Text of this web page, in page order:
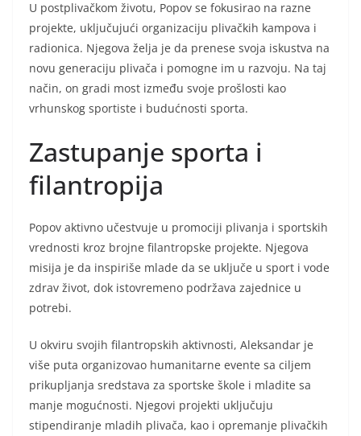
U postplivačkom životu, Popov se fokusirao na razne
projekte, uključujući organizaciju plivačkih kampova i
radionica. Njegova želja je da prenese svoja iskustva na
novu generaciju plivača i pomogne im u razvoju. Na taj
način, on gradi most između svoje prošlosti kao
vrhunskog sportiste i budućnosti sporta.
Zastupanje sporta i
filantropija
Popov aktivno učestvuje u promociji plivanja i sportskih
vrednosti kroz brojne filantropske projekte. Njegova
misija je da inspiriše mlade da se uključe u sport i vode
zdrav život, dok istovremeno podržava zajednice u
potrebi.
U okviru svojih filantropskih aktivnosti, Aleksandar je
više puta organizovao humanitarne evente sa ciljem
prikupljanja sredstava za sportske škole i mladite sa
manje mogućnosti. Njegovi projekti uključuju
stipendiranje mladih plivača, kao i opremanje plivačkih